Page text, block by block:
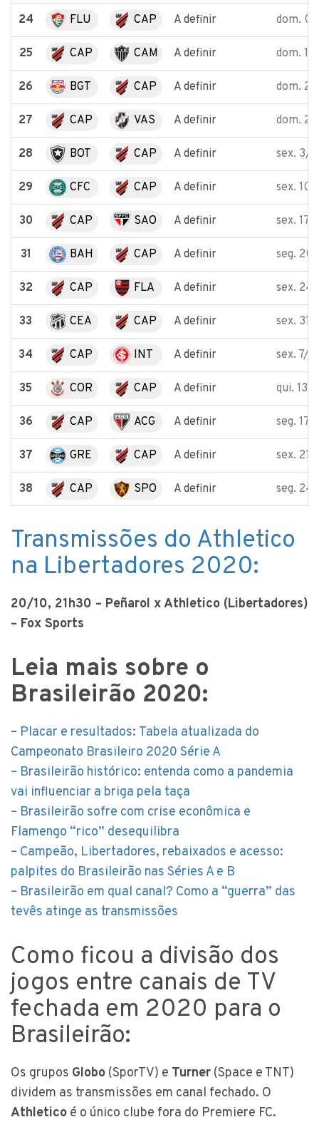
24 FLU CAP A definir dom.
25 CAP CAM A definir dom.
26 BGT CAP A definir dom.
27 CAP VAS A definir dom.
28 BOT CAP A definir sex. 3/1
29 CFC CAP A definir sex.
30 CAP SAO A definir sex. 17/
31 BAH CAP A definir seg.
32 CAP FLA A definir sex.
33 CEA CAP A definir sex. 31/
34 CAP INT A definir sex. 7/2
35 COR CAP A definir qui. 13/
36 CAP ACG A definir seg.
37 GRE CAP A definir sex.
38 CAP SPO A definir seg.
Transmissões do Athletico
na Libertadores 2020:
20/10, 21h30 – Peñarol x Athletico (Libertadores)
– Fox Sports
Leia mais sobre o
Brasileirão 2020:
– Placar e resultados: Tabela atualizada do
Campeonato Brasileiro 2020 Série A
– Brasileirão histórico: entenda como a pandemia
vai influenciar a briga pela taça
– Brasileirão sofre com crise econômica e
Flamengo “rico” desequilibra
– Campeão, Libertadores, rebaixados e acesso:
palpites do Brasileirão nas Séries A e B
– Brasileirão em qual canal? Como a “guerra” das
tevês atinge as transmissões
Como ficou a divisão dos
jogos entre canais de TV
fechada em 2020 para o
Brasileirão:
Os grupos Globo (SporTV) e Turner (Space e TNT)
dividem as transmissões em canal fechado. O
Athletico é o único clube fora do Premiere FC.